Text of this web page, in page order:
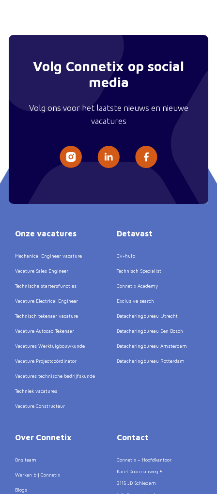
Volg Connetix op social
media
Volg ons voor het laatste nieuws en nieuwe
vacatures
Onze vacatures
Mechanical Engineer vacature
Vacature Sales Engineer
Technische startersfuncties
Vacature Electrical Engineer
Technisch tekenaar vacature
Vacature Autocad Tekenaar
Vacatures Werktuigbouwkunde
Vacature Projectcoördinator
Vacatures technische bedrijfskunde
Techniek vacatures
Vacature Constructeur
Detavast
Cv-hulp
Technisch Specialist
Connetix Academy
Exclusive search
Detacheringbureau Utrecht
Detacheringbureau Den Bosch
Detacheringbureau Amsterdam
Detacheringbureau Rotterdam
Over Connetix
Ons team
Werken bij Connetix
Blogs
Contact
Connetix – Hoofdkantoor
Karel Doormanweg 5
3115 JD Schiedam